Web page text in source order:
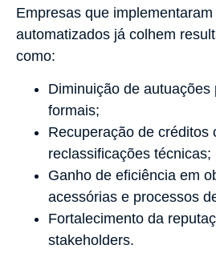
Empresas que
automatizados já colhem
como:
Diminuição de
formais;
Recuperação de créditos
reclassificações técnicas;
Ganho de eficiência em
acessórias e processos
Fortalecimento da
stakeholders.